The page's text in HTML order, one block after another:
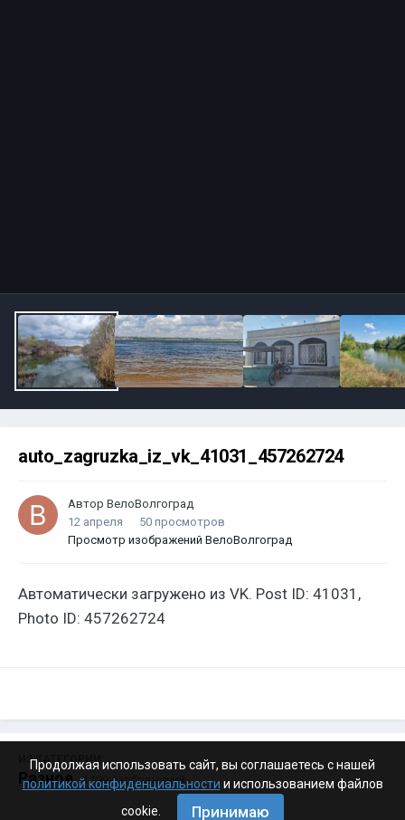
auto_zagruzka_iz_vk_41031_457262724
Автор ВелоВолгоград
12 апреля
50 просмотров
Просмотр изображений ВелоВолгоград
Автоматически загружено из VK. Post ID: 41031,
Photo ID: 457262724
ИЗ КАТЕГОРИИ:
Разное · 4 199 изображений
Продолжая использовать сайт, вы соглашаетесь с нашей
политикой конфиденциальности и использованием файлов
cookie.
Принимаю